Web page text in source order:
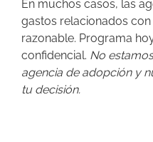
En muchos casos, las
gastos relacionados
razonable. Programa
confidencial. No
agencia de adopción y
tu decisión.